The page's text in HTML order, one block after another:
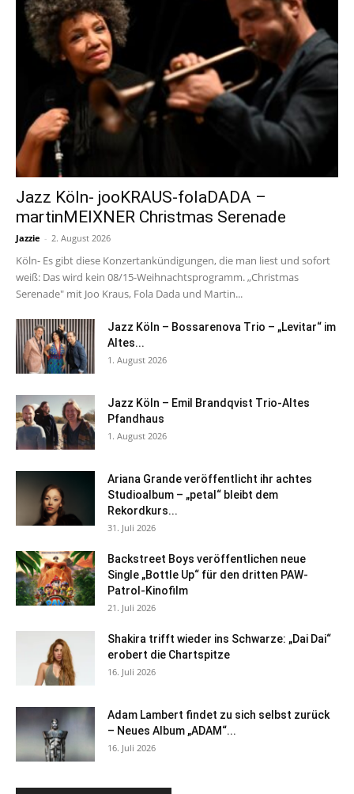
Jazz Köln- jooKRAUS-folaDADA –
martinMEIXNER Christmas Serenade
Jazzie - 2. August 2026
Köln- Es gibt diese Konzertankündigungen, die man liest und sofort
weiß: Das wird kein 08/15-Weihnachtsprogramm. „Christmas
Serenade" mit Joo Kraus, Fola Dada und Martin...
Jazz Köln – Bossarenova Trio – „Levitar“ im
Altes...
1. August 2026
Jazz Köln – Emil Brandqvist Trio-Altes
Pfandhaus
1. August 2026
Ariana Grande veröffentlicht ihr achtes
Studioalbum – „petal“ bleibt dem
Rekordkurs...
31. Juli 2026
Backstreet Boys veröffentlichen neue
Single „Bottle Up“ für den dritten PAW-
Patrol-Kinofilm
21. Juli 2026
Shakira trifft wieder ins Schwarze: „Dai Dai“
erobert die Chartspitze
16. Juli 2026
Adam Lambert findet zu sich selbst zurück
– Neues Album „ADAM“...
16. Juli 2026